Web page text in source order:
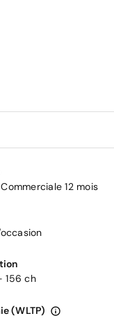
12 mois
156 ch
(WLTP)